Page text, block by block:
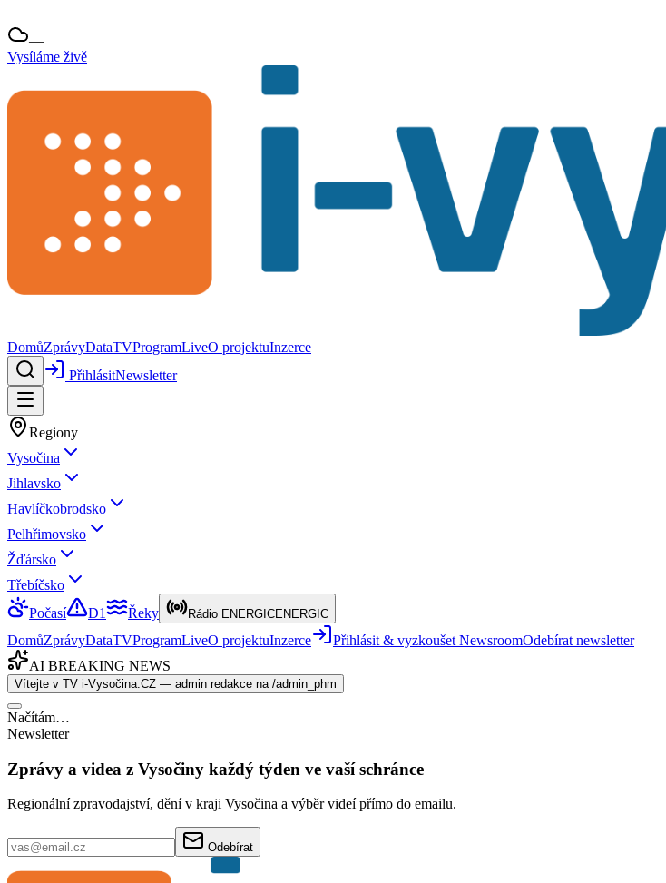
—
Vysíláme živě
DomůZprávyDataTVProgramLiveO projektuInzerce
PřihlásitNewsletter
Regiony
Vysočina
Jihlavsko
Havlíčkobrodsko
Pelhřimovsko
Žďársko
Třebíčsko
Počasí
D1 Řeky Rádio ENERGICENERGIC
DomůZprávyDataTVProgramLiveO projektuInzerce Přihlásit & vyzkoušet NewsroomOdebírat newsletter
AI BREAKING NEWS
Vítejte v TV i-Vysočina.CZ — admin redakce na /admin_phm
Načítám…
Newsletter
Zprávy a videa z Vysočiny každý týden ve vaší schránce
Regionální zpravodajství, dění v kraji Vysočina a výběr videí přímo do emailu.
Odebírat